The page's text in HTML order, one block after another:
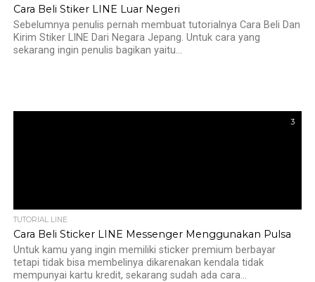
Cara Beli Stiker LINE Luar Negeri
Sebelumnya penulis pernah membuat tutorialnya Cara Beli Dan
Kirim Stiker LINE Dari Negara Jepang. Untuk cara yang
sekarang ingin penulis bagikan yaitu...
3
TUTORIAL LINE
Cara Beli Sticker LINE Messenger Menggunakan Pulsa
Untuk kamu yang ingin memiliki sticker premium berbayar
tetapi tidak bisa membelinya dikarenakan kendala tidak
mempunyai kartu kredit, sekarang sudah ada cara...